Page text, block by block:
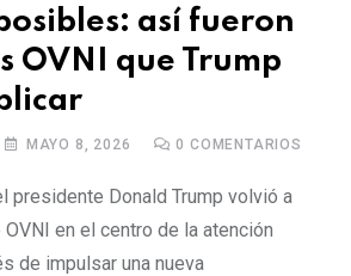
así fueron
OVNI que Trump
MAYO 8, 2026 0 COMENTARIOS
presidente Donald Trump volvió a
en el centro de la atención
de impulsar una nueva